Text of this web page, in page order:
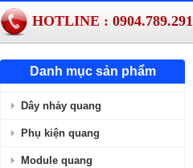
HOTLINE : 0904.789.291
Danh mục sản phẩm
Dây nhảy quang
Phụ kiện quang
Module quang